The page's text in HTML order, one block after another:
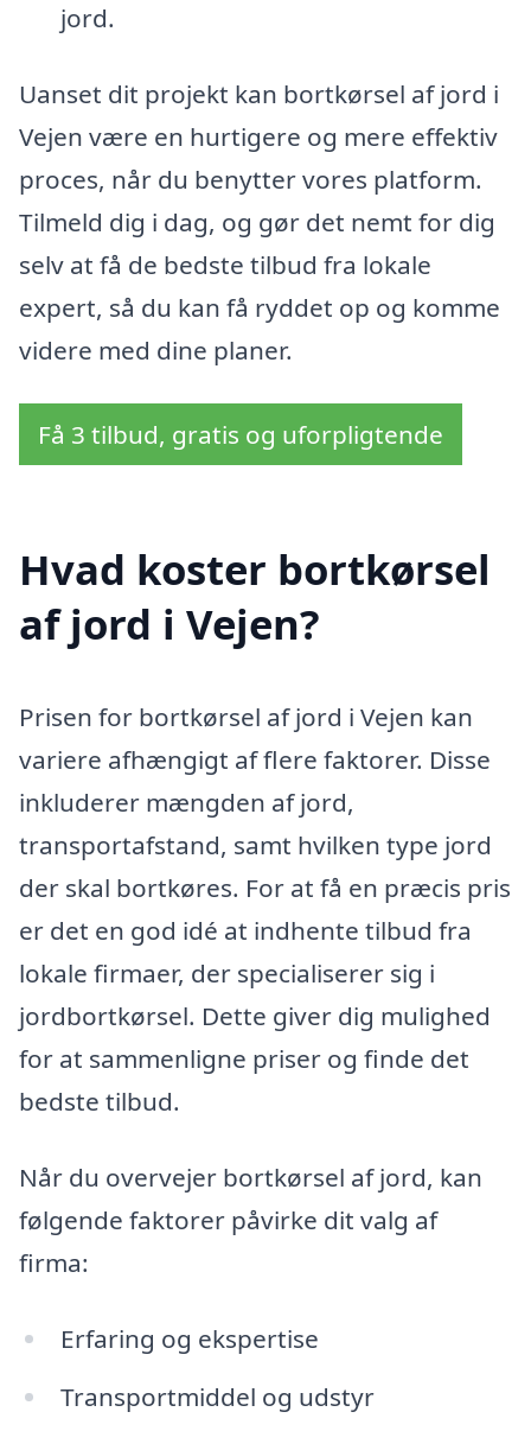
jord.
Uanset dit projekt kan bortkørsel af jord i
Vejen være en hurtigere og mere effektiv
proces, når du benytter vores platform.
Tilmeld dig i dag, og gør det nemt for dig
selv at få de bedste tilbud fra lokale
expert, så du kan få ryddet op og komme
videre med dine planer.
Få 3 tilbud, gratis og uforpligtende
Hvad koster bortkørsel
af jord i Vejen?
Prisen for bortkørsel af jord i Vejen kan
variere afhængigt af flere faktorer. Disse
inkluderer mængden af jord,
transportafstand, samt hvilken type jord
der skal bortkøres. For at få en præcis pris
er det en god idé at indhente tilbud fra
lokale firmaer, der specialiserer sig i
jordbortkørsel. Dette giver dig mulighed
for at sammenligne priser og finde det
bedste tilbud.
Når du overvejer bortkørsel af jord, kan
følgende faktorer påvirke dit valg af
firma:
Erfaring og ekspertise
Transportmiddel og udstyr